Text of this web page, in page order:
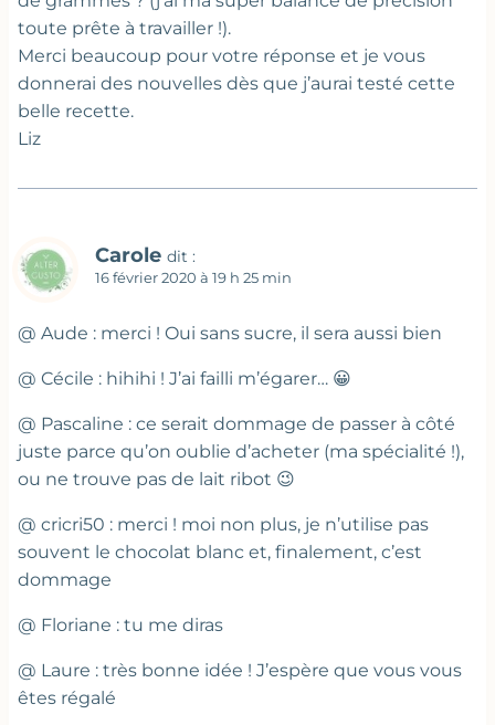
toute prête à travailler !).
Merci beaucoup pour votre réponse et je vous
donnerai des nouvelles dès que j’aurai testé cette
belle recette.
Liz
Carole dit :
16 février 2020 à 19 h 25 min
@ Aude : merci ! Oui sans sucre, il sera aussi bien
@ Cécile : hihihi ! J’ai failli m’égarer… 😀
@ Pascaline : ce serait dommage de passer à côté
juste parce qu’on oublie d’acheter (ma spécialité !),
ou ne trouve pas de lait ribot 😉
@ cricri50 : merci ! moi non plus, je n’utilise pas
souvent le chocolat blanc et, finalement, c’est
dommage
@ Floriane : tu me diras
@ Laure : très bonne idée ! J’espère que vous vous
êtes régalé